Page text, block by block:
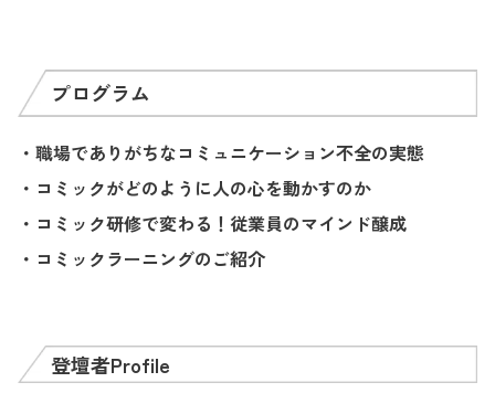
プログラム
・職場でありがちなコミュニケーション不全の実態
・コミックがどのように人の心を動かすのか
・コミック研修で変わる！従業員のマインド醸成
・コミックラーニングのご紹介
登壇者Profile